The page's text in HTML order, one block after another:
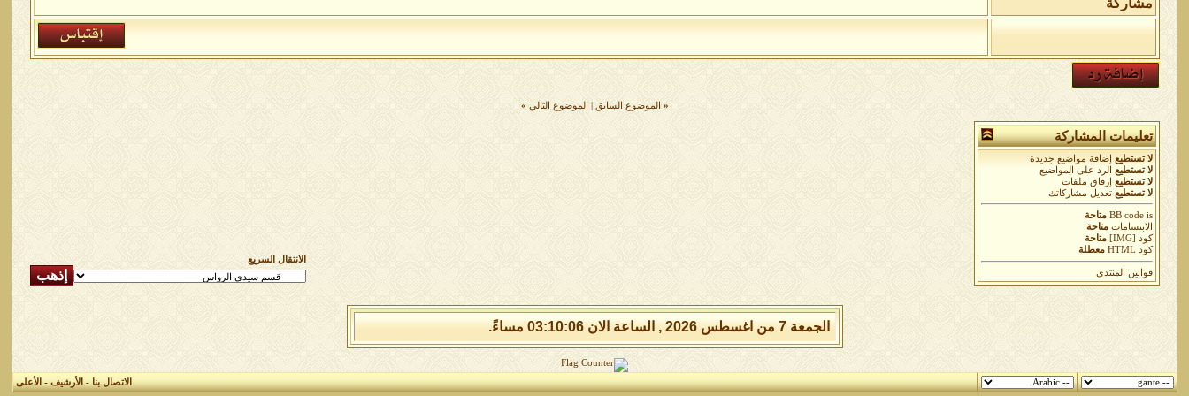
مشاركة
« الموضوع السابق الموضوع التالي »
تعليمات المشاركة
لا تستطيع
إضافة مواضيع جديدة
لا تستطيع
الرد على المواضيع
لا تستطيع
إرفاق ملفات
لا تستطيع تعديل مشاركاتك
BB codeis
متاحة
الابتسامات متاحة
كود [IMG]
متاحة
كود HTML
معطلة
قوانين المنتدى
الانتقال السريع
الجمعة 7 من اغسطس 2026 , الساعة الان 03:10:07 مساءً.
الاتصال بنا-الأرشيف-الأعلى